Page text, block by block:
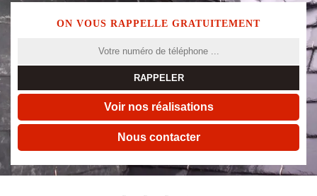
ON VOUS RAPPELLE GRATUITEMENT
Voir nos réalisations
Nous contacter